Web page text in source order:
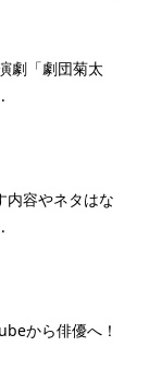
劇「劇団菊太
内容やネタはな
から俳優へ！